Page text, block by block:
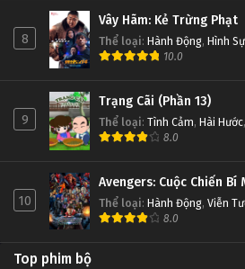
8
Vây Hãm: Kẻ Trừng Phạt
Thể loại: Hành Động, Hình Sự
10.0
9
Trạng Cãi (Phần 13)
Thể loại: Tình Cảm, Hài Hước,
8.0
10
Avengers: Cuộc Chiến Bí
Thể loại: Hành Động, Viễn
8.0
Top phim bộ